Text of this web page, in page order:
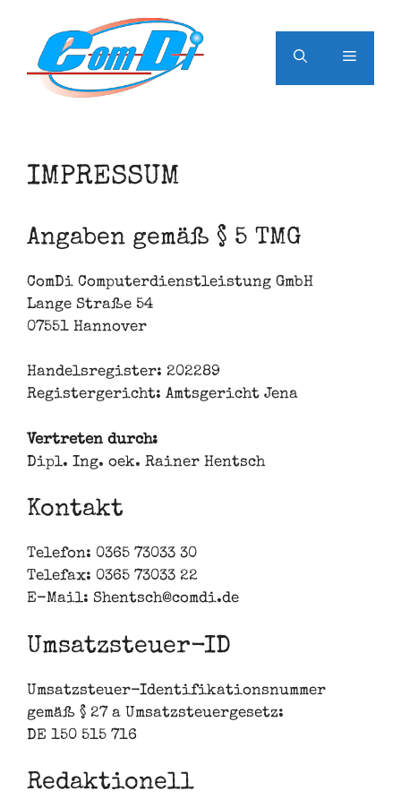
springen
Menü
IMPRESSUM
Angaben gemäß § 5 TMG
ComDi Computerdienstleistung GmbH
Lange Straße 54
07551 Hannover
Handelsregister: 202289
Registergericht: Amtsgericht Jena
Vertreten durch:
Dipl. Ing. oek. Rainer Hentsch
Kontakt
Telefon: 0365 73033 30
Telefax: 0365 73033 22
E-Mail: Shentsch@comdi.de
Umsatzsteuer-ID
Umsatzsteuer-Identifikationsnummer
gemäß § 27 a Umsatzsteuergesetz:
DE 150 515 716
Redaktionell